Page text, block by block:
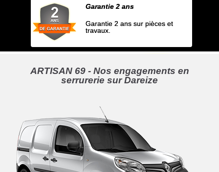
Garantie 2 ans
Garantie 2 ans sur pièces et
travaux.
ARTISAN 69 - Nos engagements en
serrurerie sur Dareize